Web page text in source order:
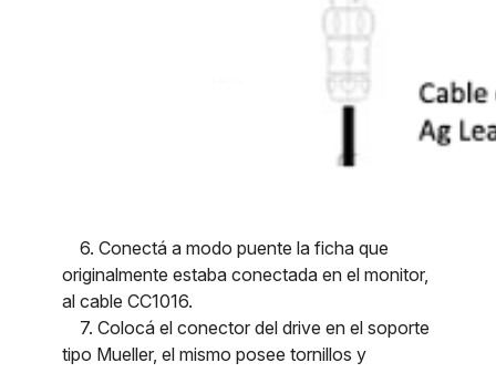
6. Conectá a modo puente la ficha que
originalmente estaba conectada en el monitor,
al cable CC1016.
7. Colocá el conector del drive en el soporte
tipo Mueller, el mismo posee tornillos y